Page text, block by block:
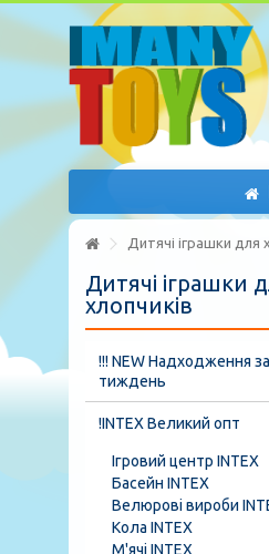
Дитячі іграшки для
Дитячі іграшки
хлопчиків
!!! NEW Надходження за
тиждень
!INTEX Великий опт
Ігровий центр INTEX
Басейн INTEX
Велюрові вироби
Кола INTEX
М'ячі INTEX